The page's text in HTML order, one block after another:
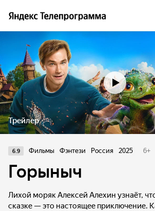
Трейлер
6.9 Фильмы Фэнтези Россия 2025 6+
Горыныч
Лихой моряк Алексей Алехин узнаёт,
сказке — это настоящее приключение.